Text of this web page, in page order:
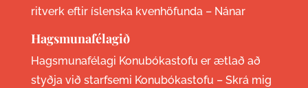
ritverk eftir íslenska kvenhöfunda – Nánar
Hagsmunafélagið
Hagsmunafélagi Konubókastofu er ætlað að
styðja við starfsemi Konubókastofu – Skrá mig